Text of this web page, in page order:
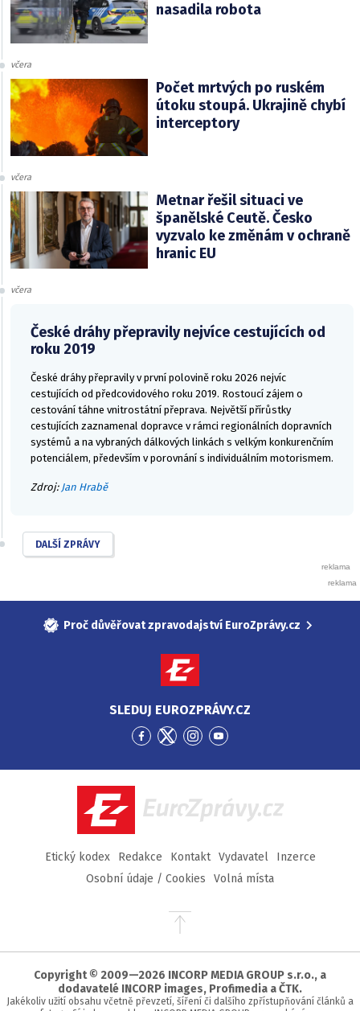
nasadila robota
včera
Počet mrtvých po ruském
útoku stoupá. Ukrajině chybí
interceptory
včera
Metnar řešil situaci ve
španělské Ceutě. Česko
vyzvalo ke změnám v ochraně
hranic EU
včera
České dráhy přepravily nejvíce cestujících od
roku 2019
České dráhy přepravily v první polovině roku 2026 nejvíc
cestujících od předcovidového roku 2019. Rostoucí zájem o
cestování táhne vnitrostátní přeprava. Největší přírůstky
cestujících zaznamenal dopravce v rámci regionálních dopravních
systémů a na vybraných dálkových linkách s velkým konkurenčním
potenciálem, především v porovnání s individuálním motorismem.
Zdroj: Jan Hrabě
DALŠÍ ZPRÁVY
Proč důvěřovat zpravodajství EuroZprávy.cz
SLEDUJ EUROZPRÁVY.CZ
Přejít
Facebook
Přejít
Twitter
Přejít
Instagram
Přejít
YouTube
EuroZprávy.cz
Etický kodex Redakce Kontakt Vydavatel
Inzerce
Osobní údaje / Cookies
Volná místa
Přejít
stránky
Copyright © 2009—2026 INCORP MEDIA GROUP s.r.o., a
dodavatelé INCORP images, Profimedia a ČTK.
Jakékoliv užití obsahu včetně převzetí, šíření či dalšího zpřístupňování článků a